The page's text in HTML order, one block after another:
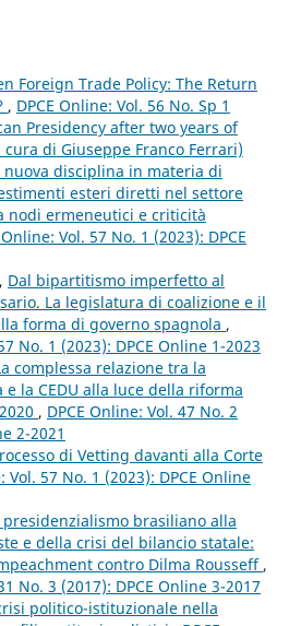
Foreign Trade Policy: The Return
, DPCE Online: Vol. 56 No. Sp 1
Presidency after two years of
di Giuseppe Franco Ferrari)
nuova disciplina in materia di
esteri diretti nel settore
nodi ermeneutici e criticità
Online: Vol. 57 No. 1 (2023): DPCE
Dal bipartitismo imperfetto al
La legislatura di coalizione e il
forma di governo spagnola ,
No. 1 (2023): DPCE Online 1-2023
complessa relazione tra la
e la CEDU alla luce della riforma
, DPCE Online: Vol. 47 No. 2
2-2021
di Vetting davanti alla Corte
Vol. 57 No. 1 (2023): DPCE Online
brasiliano alla
e della crisi del bilancio statale:
contro Dilma Rousseff ,
No. 3 (2017): DPCE Online 3-2017
politico-istituzionale nella